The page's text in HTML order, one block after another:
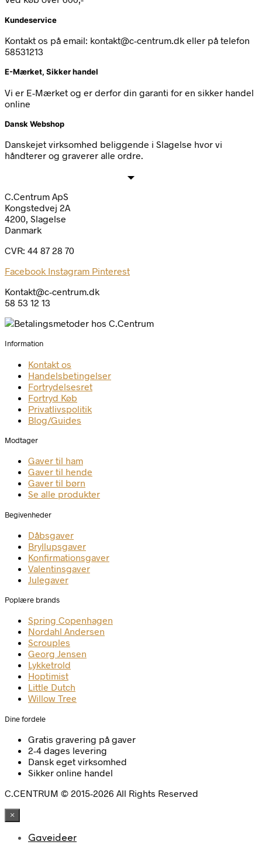
Kundeservice
Kontakt os på email: kontakt@c-centrum.dk eller på telefon
58531213
E-Mærket, Sikker handel
Vi er E-Mærket og er derfor din garanti for en sikker handel
online
Dansk Webshop
Danskejet virksomhed beliggende i Slagelse hvor vi
håndterer og graverer alle ordre.
C.Centrum ApS
Kongstedvej 2A
4200, Slagelse
Danmark
CVR: 44 87 28 70
Facebook Instagram Pinterest
Kontakt@c-centrum.dk
58 53 12 13
Information
Kontakt os
Handelsbetingelser
Fortrydelsesret
Fortryd Køb
Privatlivspolitik
Blog/Guides
Modtager
Gaver til ham
Gaver til hende
Gaver til børn
Se alle produkter
Begivenheder
Dåbsgaver
Bryllupsgaver
Konfirmationsgaver
Valentinsgaver
Julegaver
Poplære brands
Spring Copenhagen
Nordahl Andersen
Scrouples
Georg Jensen
Lykketrold
Hoptimist
Little Dutch
Willow Tree
Dine fordele
Gratis gravering på gaver
2-4 dages levering
Dansk eget virksomhed
Sikker online handel
C.CENTRUM © 2015-2026 All Rights Reserved
×
Gaveideer